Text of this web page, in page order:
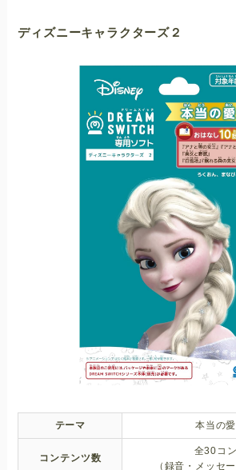
ディズニーキャラクターズ２
テーマ 本当の
コンテンツ数
全30コ
（録音・メッセ